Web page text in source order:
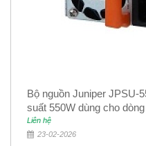
Bộ nguồn Juniper JPSU-
suất 550W dùng cho
EX4400
Liên hệ
23-02-2026